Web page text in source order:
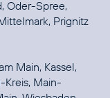
Oder-Spree,
Prignitz
Main, Kassel,
Kreis, Main-